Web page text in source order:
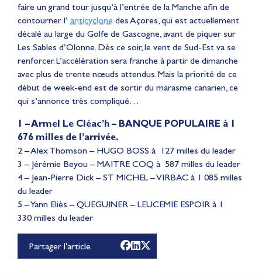
faire un grand tour jusqu’à l’entrée de la Manche afin de
contourner l’ anticyclone des Açores, qui est actuellement
décalé au large du Golfe de Gascogne, avant de piquer sur
Les Sables d’Olonne. Dès ce soir, le vent de Sud-Est va se
renforcer. L’accélération sera franche à partir de dimanche
avec plus de trente nœuds attendus. Mais la priorité de ce
début de week-end est de sortir du marasme canarien, ce
qui s’annonce très compliqué…
1 – Armel Le Cléac’h – BANQUE POPULAIRE à 1
676 milles de l’arrivée.
2 – Alex Thomson – HUGO BOSS à 127 milles du leader
3 – Jérémie Beyou – MAITRE COQ à 587 milles du leader
4 – Jean-Pierre Dick – ST MICHEL – VIRBAC à 1 085 milles
du leader
5 – Yann Eliès – QUEGUINER – LEUCEMIE ESPOIR à 1
330 milles du leader
Partager l'article
Lauriane Nolot en or à
Long Beach, sur le plan
d'eau des Jeux
Olympiques 2028